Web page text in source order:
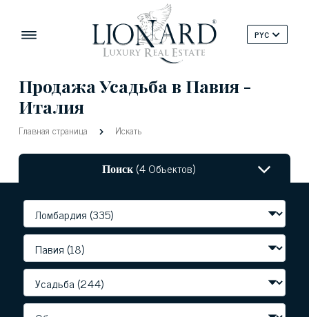
PYC
Продажа Усадьба в Павия -
Италия
Главная страница Искать
Поиск(4 Объектов)